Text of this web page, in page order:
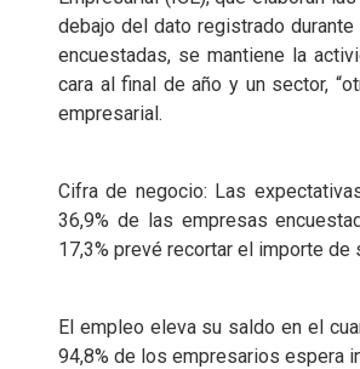
debajo del dato registrado
encuestadas, se mantiene la
cara al final de año y un sector,
empresarial.
Cifra de negocio: Las
36,9% de las empresas
17,3% prevé recortar el importe de
El empleo eleva su saldo en el
94,8% de los empresarios espera